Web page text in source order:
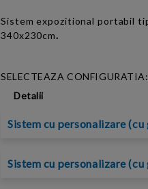
Sistem expozitional portabil
340x230cm.
SELECTEAZA CONFIGURATIA:
Detalii
Sistem cu personalizare
Sistem cu personalizare